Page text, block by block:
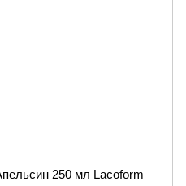
250 мл Lacoform